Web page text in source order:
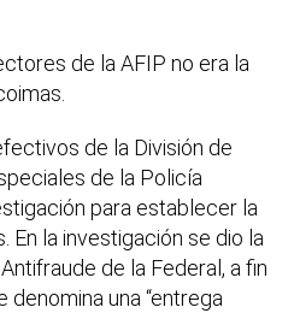
de la AFIP no era la
de la División de
de la Policía
para establecer la
En la investigación se dio la
de la Federal, a fin
una “entrega